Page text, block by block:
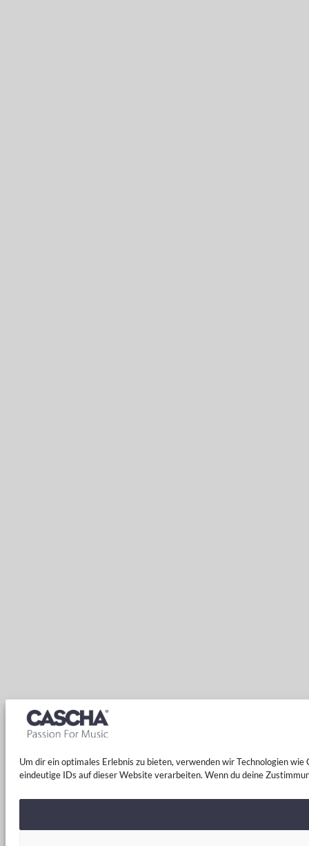
Um dir ein optimales Erlebnis zu bieten, verwenden wir Technologien
eindeutige IDs auf dieser Website verarbeiten. Wenn du deine